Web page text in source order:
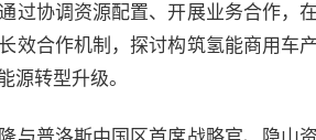
过协调资源配置、开展业务合作，
效合作机制，探讨构筑氢能商用车
源转型升级。